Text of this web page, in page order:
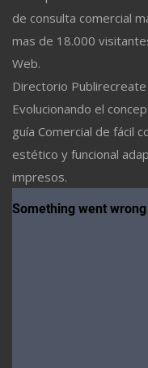
de consulta comercial
mas de 18.000
Web.
Directorio Publirecreate
Evolucionando el
guía Comercial de fácil
estético y funcional
impresos.